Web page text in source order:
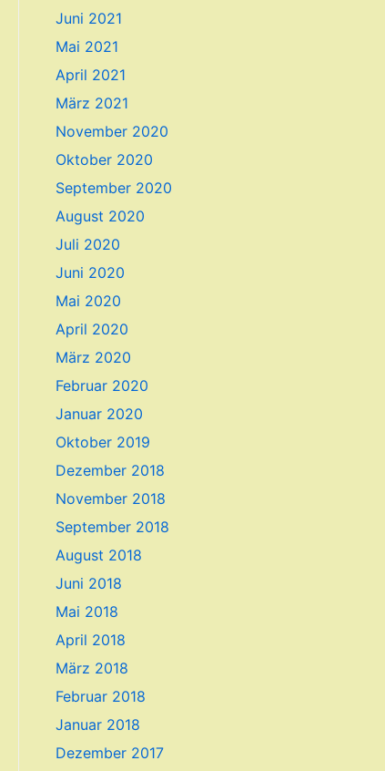
Juni 2021
Mai 2021
April 2021
März 2021
November 2020
Oktober 2020
September 2020
August 2020
Juli 2020
Juni 2020
Mai 2020
April 2020
März 2020
Februar 2020
Januar 2020
Oktober 2019
Dezember 2018
November 2018
September 2018
August 2018
Juni 2018
Mai 2018
April 2018
März 2018
Februar 2018
Januar 2018
Dezember 2017